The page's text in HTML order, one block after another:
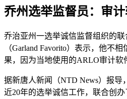
乔州选举监督员：审
乔治亚州一选举诚信监督组织的
（Garland Favorito）表示，他不
果，因为当地使用的ARLO审计软
据新唐人新闻（NTD News）报导
近20年的选举诚信工作，联合创办